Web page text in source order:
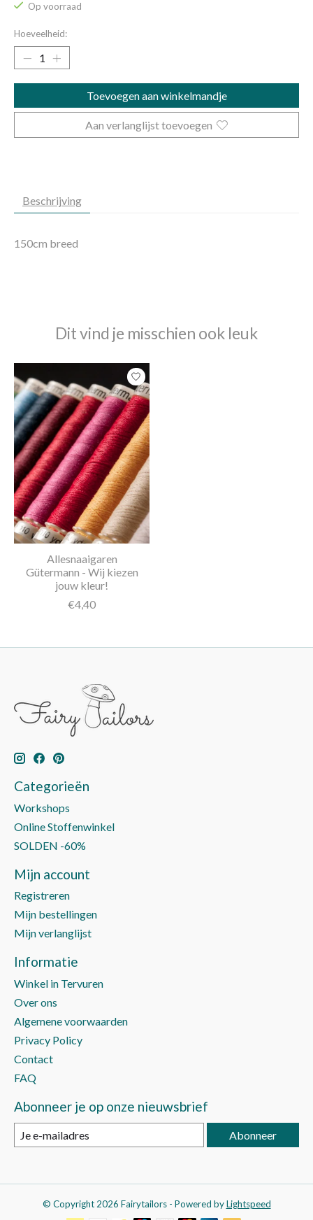
Op voorraad
Hoeveelheid:
Toevoegen aan winkelmandje
Aan verlanglijst toevoegen
Beschrijving
150cm breed
Dit vind je misschien ook leuk
Items van productcarrousel
Allesnaaigaren
Gütermann - Wij kiezen
jouw kleur!
€4,40
Categorieën
Workshops
Online Stoffenwinkel
SOLDEN -60%
Mijn account
Registreren
Mijn bestellingen
Mijn verlanglijst
Informatie
Winkel in Tervuren
Over ons
Algemene voorwaarden
Privacy Policy
Contact
FAQ
Abonneer je op onze nieuwsbrief
Abonneer
© Copyright 2026 Fairytailors - Powered byLightspeed